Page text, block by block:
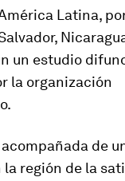
Latina,
un estudio
la organización
de
la región de la